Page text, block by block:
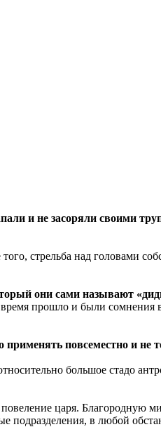
и не засоряли своими
стрельба над головами
они сами называют
прошло и были сомнения в
повсеместно и не
большое стадо
царя. Благородную
подразделения, в любой